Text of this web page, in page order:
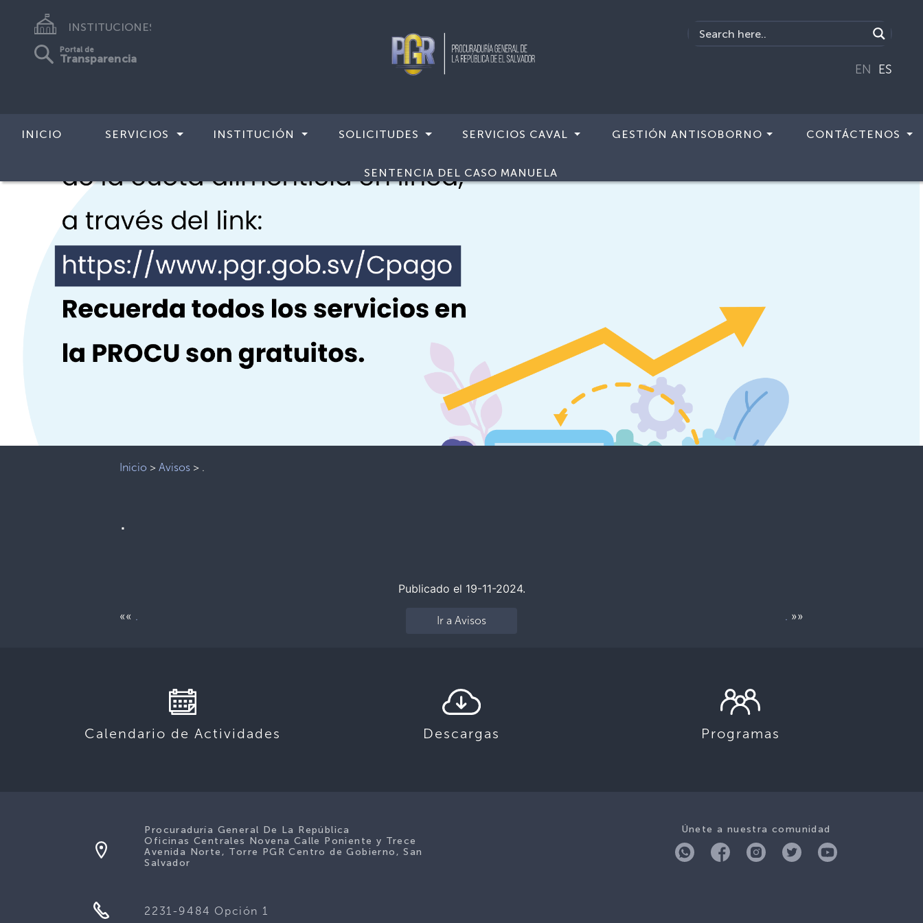
INSTITUCIONES
Portal de
Transparencia
EN ES
INICIO SERVICIOS INSTITUCIÓN SOLICITUDES SERVICIOS CAVAL GESTIÓN ANTISOBORNO CONTÁCTENOS
SENTENCIA DEL CASO MANUELA
Inicio >Avisos > .
.
Publicado el 19-11-2024.
«« . Ir a Avisos . »»
Calendario de Actividades Descargas Programas
Únete a nuestra comunidad
Procuraduría General De La República
Oficinas Centrales Novena Calle Poniente y Trece
Avenida Norte, Torre PGR Centro de Gobierno, San
Salvador
2231-9484 Opción 1